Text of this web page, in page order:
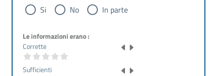
Si No In parte
Le informazioni erano :
Corrette
Sufficienti